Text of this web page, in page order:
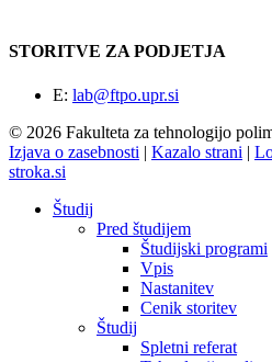
STORITVE ZA PODJETJA
E: lab@ftpo.upr.si
© 2026 Fakulteta za tehnologijo
Izjava o zasebnosti | Kazalo strani |
stroka.si
Študij
Pred študijem
Študijski programi
Vpis
Nastanitev
Cenik storitev
Študij
Spletni referat